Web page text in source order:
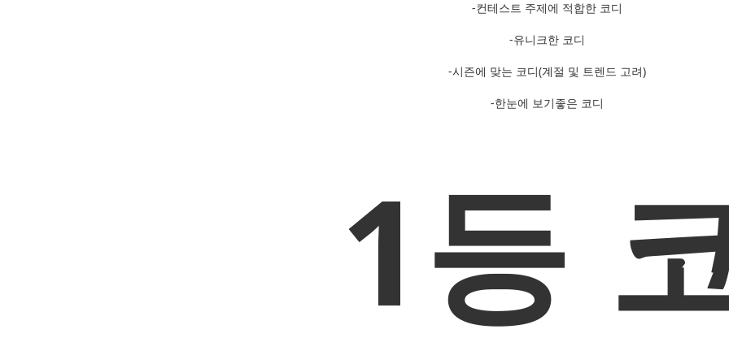
-컨테스트 주제에 적합한 코디
-유니크한 코디
-시즌에 맞는 코디(계절 및 트렌드 고려)
-한눈에 보기좋은 코디
1등